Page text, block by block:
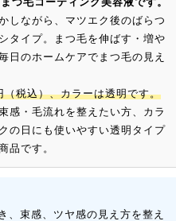
しながら、マツエク後のばらつ
タイプ。まつ毛を伸ばす・増や
日のホームケアでまつ毛の見え
税込）、カラーは透明です。
感・毛流れを整えたい方、カラ
の日にも使いやすい透明タイプ
品です。
、束感、ツヤ感の見え方を整え